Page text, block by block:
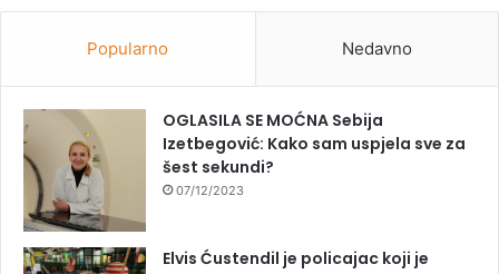
Popularno Nedavno
OGLASILA SE MOĆNA Sebija
Izetbegović: Kako sam uspjela sve za
šest sekundi?
07/12/2023
Elvis Ćustendil je policajac koji je